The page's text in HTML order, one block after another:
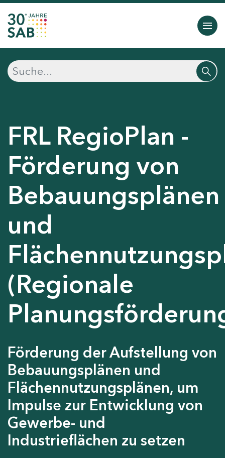
FRL RegioPlan -
Förderung von
Bebauungsplänen
und
(Regionale
Förderung der Aufstellung von
Bebauungsplänen und
Flächennutzungsplänen, um
Impulse zur Entwicklung von
Gewerbe- und
Industrieflächen zu setzen